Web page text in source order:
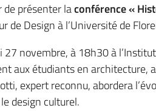
de présenter laconférence «
de Design à l’Université de
novembre, à 18h30 à
aux étudiants en architecture,
expert reconnu, abordera
design culturel.